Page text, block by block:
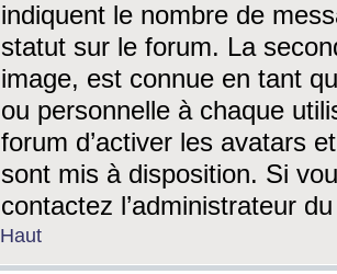
indiquent le nombre de
statut sur le forum. La
image, est connue en tant
ou personnelle à chaque
forum d’activer les avatars
sont mis à disposition. Si
contactez l’administrateur
Haut